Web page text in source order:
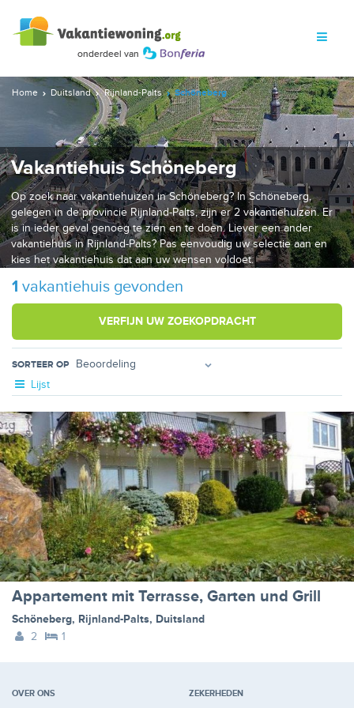
Home Duitsland Rijnland-Palts Schöneberg
Vakantiehuis Schöneberg
Op zoek naar vakantiehuizen in Schöneberg? In Schöneberg,
gelegen in de provincie Rijnland-Palts, zijn er 2 vakantiehuizen. Er
is in ieder geval genoeg te zien en te doen. Liever een ander
vakantiehuis in Rijnland-Palts? Pas eenvoudig uw selectie aan en
kies het vakantiehuis dat aan uw wensen voldoet.
1 vakantiehuis gevonden
VERFIJN UW ZOEKOPDRACHT
SORTEER OP
Lijst
Appartement mit Terrasse, Garten und Grill
Schöneberg, Rijnland-Palts, Duitsland
2
1
OVER ONS ZEKERHEDEN